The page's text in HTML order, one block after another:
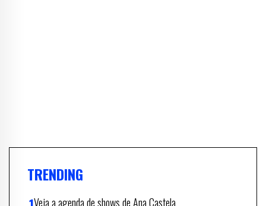
TRENDING
Veja a agenda de shows de Ana Castela